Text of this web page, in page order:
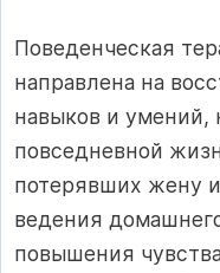
Поведенческая
направлена на
навыков и умений,
повседневной
потерявших жену
ведения
повышения